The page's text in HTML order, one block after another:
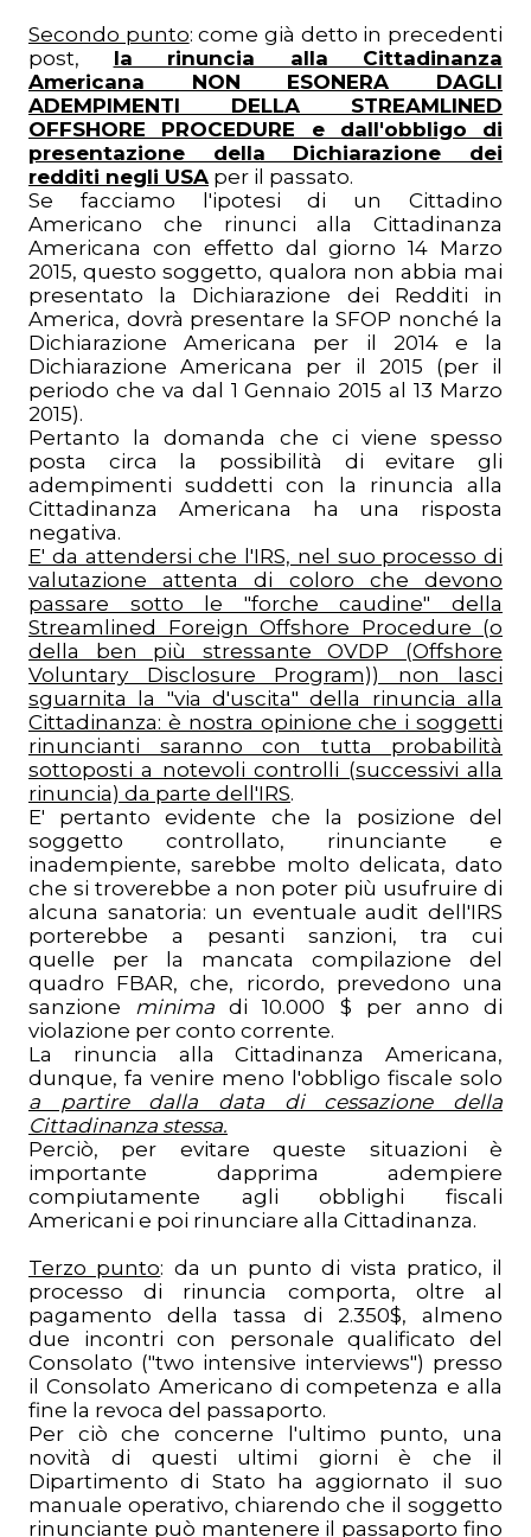
Secondo punto: come già detto in precedenti
post, la rinuncia alla Cittadinanza
Americana NON ESONERA DAGLI
ADEMPIMENTI DELLA STREAMLINED
OFFSHORE PROCEDURE e dall'obbligo di
presentazione della Dichiarazione dei
redditi negli USA per il passato.
Se facciamo l'ipotesi di un Cittadino
Americano che rinunci alla Cittadinanza
Americana con effetto dal giorno 14 Marzo
2015, questo soggetto, qualora non abbia mai
presentato la Dichiarazione dei Redditi in
America, dovrà presentare la SFOP nonché la
Dichiarazione Americana per il 2014 e la
Dichiarazione Americana per il 2015 (per il
periodo che va dal 1 Gennaio 2015 al 13 Marzo
2015).
Pertanto la domanda che ci viene spesso
posta circa la possibilità di evitare gli
adempimenti suddetti con la rinuncia alla
Cittadinanza Americana ha una risposta
negativa.
E' da attendersi che l'IRS, nel suo processo di
valutazione attenta di coloro che devono
passare sotto le "forche caudine" della
Streamlined Foreign Offshore Procedure (o
della ben più stressante OVDP (Offshore
Voluntary Disclosure Program)) non lasci
sguarnita la "via d'uscita" della rinuncia alla
Cittadinanza: è nostra opinione che i soggetti
rinuncianti saranno con tutta probabilità
sottoposti a notevoli controlli (successivi alla
rinuncia) da parte dell'IRS.
E' pertanto evidente che la posizione del
soggetto controllato, rinunciante e
inadempiente, sarebbe molto delicata, dato
che si troverebbe a non poter più usufruire di
alcuna sanatoria: un eventuale audit dell'IRS
porterebbe a pesanti sanzioni, tra cui
quelle per la mancata compilazione del
quadro FBAR, che, ricordo, prevedono una
sanzione minima di 10.000 $ per anno di
violazione per conto corrente.
La rinuncia alla Cittadinanza Americana,
dunque, fa venire meno l'obbligo fiscale solo
a partire dalla data di cessazione della
Cittadinanza stessa.
Perciò, per evitare queste situazioni è
importante dapprima adempiere
compiutamente agli obblighi fiscali
Americani e poi rinunciare alla Cittadinanza.
Terzo punto: da un punto di vista pratico, il
processo di rinuncia comporta, oltre al
pagamento della tassa di 2.350$, almeno
due incontri con personale qualificato del
Consolato ("two intensive interviews") presso
il Consolato Americano di competenza e alla
fine la revoca del passaporto.
Per ciò che concerne l'ultimo punto, una
novità di questi ultimi giorni è che il
Dipartimento di Stato ha aggiornato il suo
manuale operativo, chiarendo che il soggetto
rinunciante può mantenere il passaporto fino